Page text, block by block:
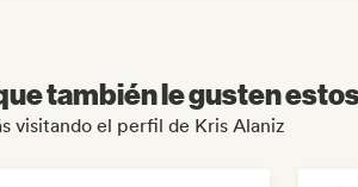
también le gusten
visitando el perfil de Kris Alaniz